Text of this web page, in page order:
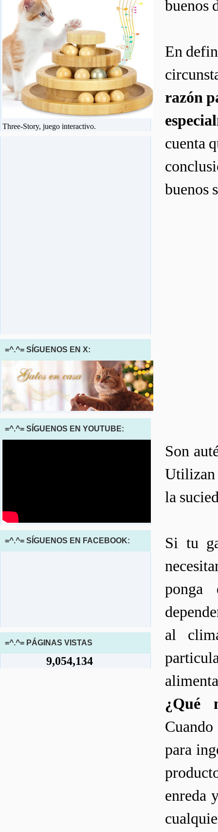
buenos
En
razón
cuenta
buenos
Son
Utilizan
la
Si tu
ponga
al
¿Qué
para
enreda
Three-Story, juego interactivo.
=^.^= SÍGUENOS EN X:
=^.^= SÍGUENOS EN YOUTUBE:
=^.^= SÍGUENOS EN FACEBOOK:
=^.^= PÁGINAS VISTAS
9,054,134